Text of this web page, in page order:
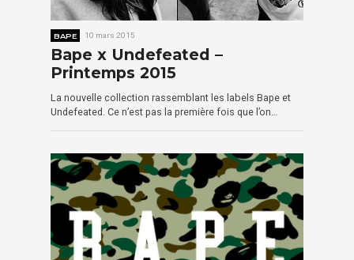
BAPE 10 mars 2015
Bape x Undefeated –
Printemps 2015
La nouvelle collection rassemblant les labels Bape et
Undefeated. Ce n’est pas la première fois que l’on…